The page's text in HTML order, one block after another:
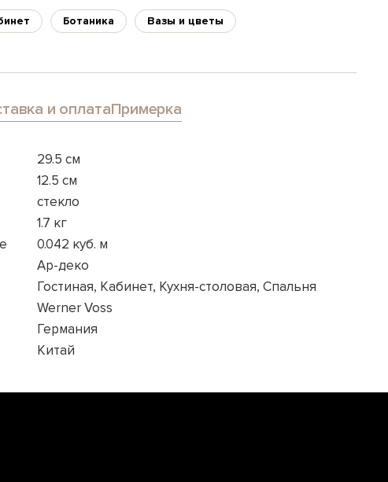
Ботаника Вазы и цветы
и оплатаПримерка
29.5 см
12.5 см
стекло
1.7 кг
0.042 куб. м
Ар-деко
Гостиная, Кабинет, Кухня-столовая, Спальня
Werner Voss
Германия
Китай